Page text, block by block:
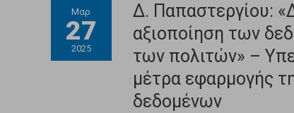
Μαρ
27
2025
Δ. Παπαστεργίου:
αξιοποίηση των
των πολιτών» –
μέτρα εφαρμογής
δεδομένων